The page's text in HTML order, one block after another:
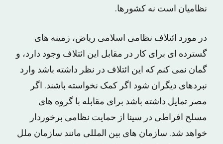
نظامیان است نه کشورها.
در مورد ائتلاف نظامی اسلامی ریاض، زمینه های
گسترده ای برای کار در مقابل این ائتلاف وجود دارد، و
گمان نمی کنم که این ائتلاف در نظر داشته باشد وارد
نبردهای دیگران شود اگر کمک نخواسته باشند. اگر
مصر تمایل داشته باشد برای مقابله با گروه های
مسلح افراطی در سینا از حمایت نظامی برخوردار
خواهد شد. سازمان های بین المللی مانند سازمان ملل